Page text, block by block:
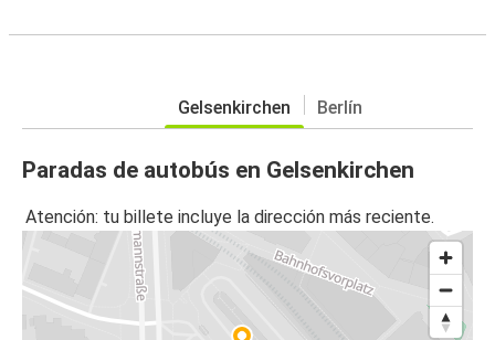
Gelsenkirchen Berlín
Paradas de autobús en Gelsenkirchen
Atención: tu billete incluye la dirección más reciente.